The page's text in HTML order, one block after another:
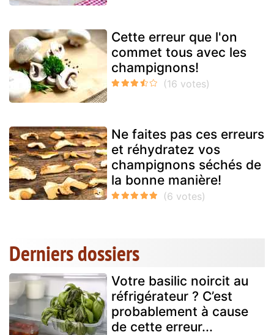
Cette erreur que l'on
commet tous avec les
champignons!
Ne faites pas ces erreurs
et réhydratez vos
champignons séchés de
la bonne manière!
Derniers dossiers
Votre basilic noircit au
réfrigérateur ? C’est
probablement à cause
de cette erreur...